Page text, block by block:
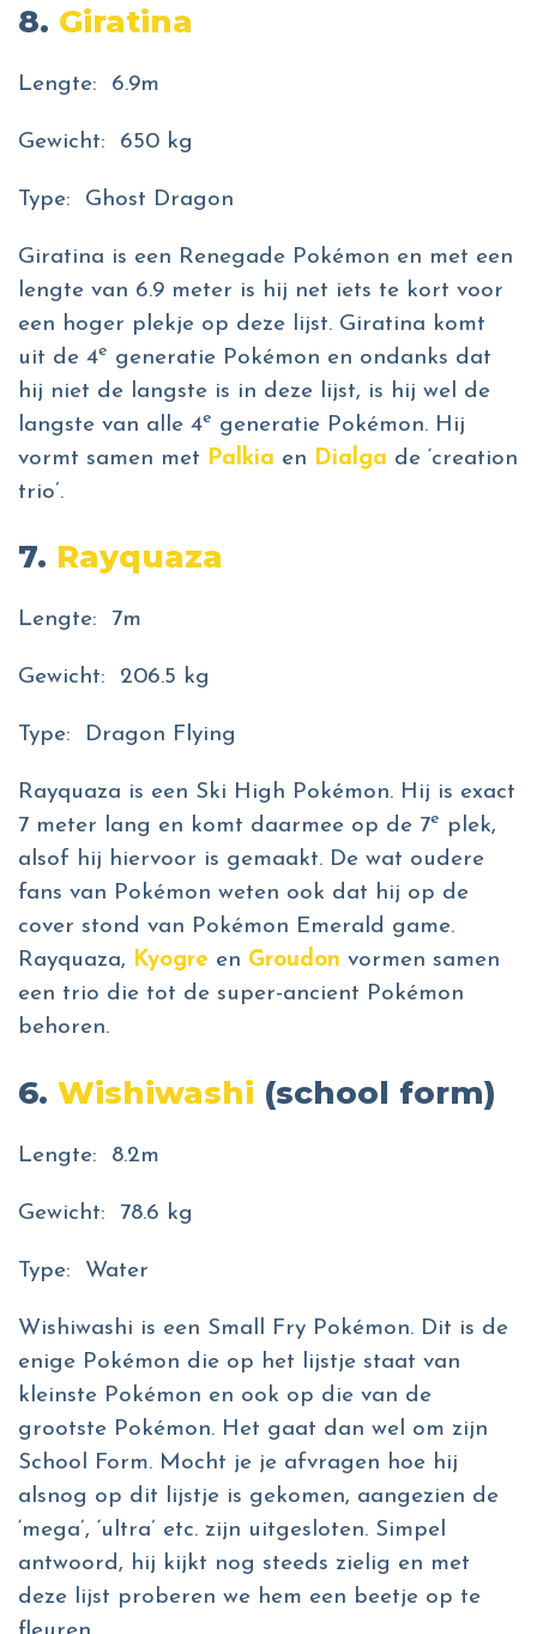
8. Giratina
Lengte: 6.9m
Gewicht: 650 kg
Type: Ghost Dragon
Giratina is een Renegade Pokémon en met een
lengte van 6.9 meter is hij net iets te kort voor
een hoger plekje op deze lijst. Giratina komt
uit de 4e generatie Pokémon en ondanks dat
hij niet de langste is in deze lijst, is hij wel de
langste van alle 4e generatie Pokémon. Hij
vormt samen met Palkia en Dialga de ‘creation
trio’.
7. Rayquaza
Lengte: 7m
Gewicht: 206.5 kg
Type: Dragon Flying
Rayquaza is een Ski High Pokémon. Hij is exact
7 meter lang en komt daarmee op de 7e plek,
alsof hij hiervoor is gemaakt. De wat oudere
fans van Pokémon weten ook dat hij op de
cover stond van Pokémon Emerald game.
Rayquaza, Kyogre en Groudon vormen samen
een trio die tot de super-ancient Pokémon
behoren.
6. Wishiwashi (school form)
Lengte: 8.2m
Gewicht: 78.6 kg
Type: Water
Wishiwashi is een Small Fry Pokémon. Dit is de
enige Pokémon die op het lijstje staat van
kleinste Pokémon en ook op die van de
grootste Pokémon. Het gaat dan wel om zijn
School Form. Mocht je je afvragen hoe hij
alsnog op dit lijstje is gekomen, aangezien de
‘mega’, ‘ultra’ etc. zijn uitgesloten. Simpel
antwoord, hij kijkt nog steeds zielig en met
deze lijst proberen we hem een beetje op te